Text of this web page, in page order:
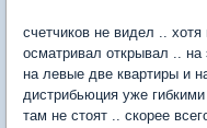
счетчиков не видел ..
осматривал открывал ..
на левые две квартиры и
дистрибьюция уже
там не стоят .. скорее